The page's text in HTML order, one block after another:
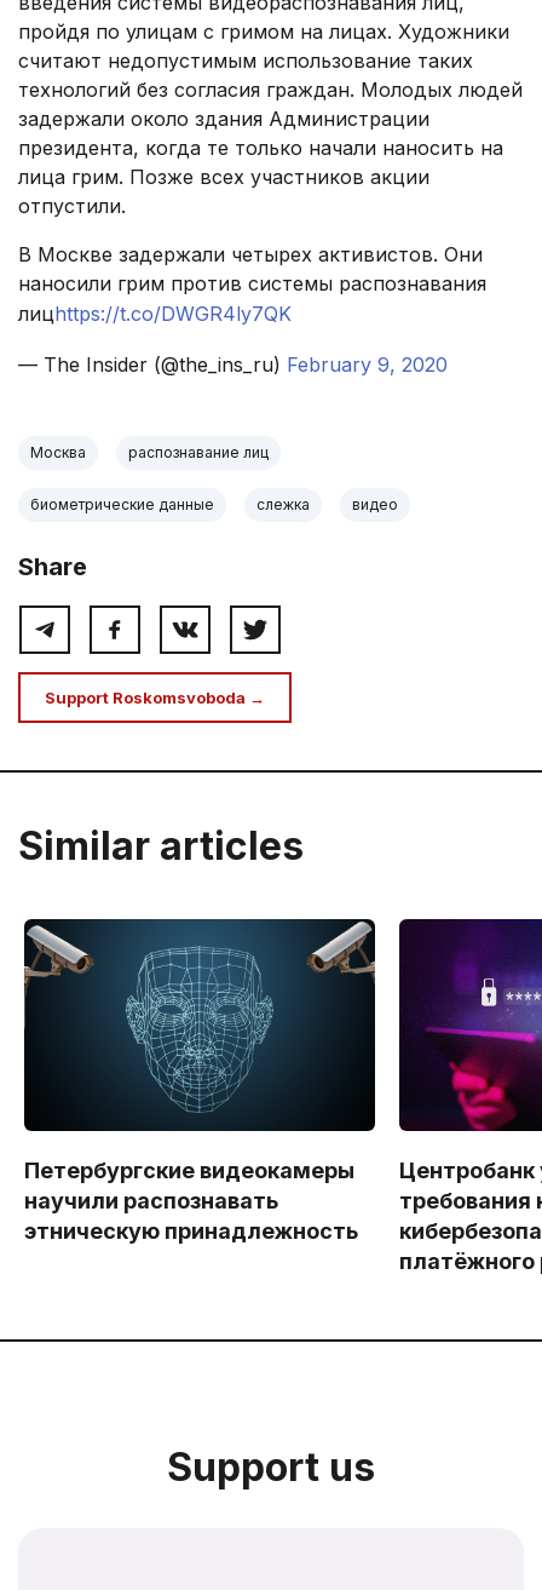
пройдя по улицам с гримом на лицах. Художники
считают недопустимым использование таких
технологий без согласия граждан. Молодых людей
задержали около здания Администрации
президента, когда те только начали наносить на
лица грим. Позже всех участников акции
отпустили.
В Москве задержали четырех активистов. Они
наносили грим против системы распознавания
лицhttps://t.co/DWGR4ly7QK
— The Insider (@the_ins_ru) February 9, 2020
Москва распознавание лиц
биометрические данные слежка видео
Share
Support Roskomsvoboda →
Similar articles
Петербургские видеокамеры
научили распознавать
этническую принадлежность
требования
платёжного
Support us